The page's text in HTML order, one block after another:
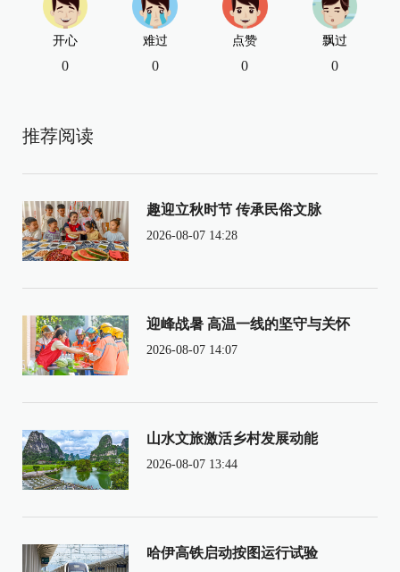
开心
0
难过
0
点赞
0
飘过
0
推荐阅读
趣迎立秋时节 传承民俗文脉
2026-08-07 14:28
迎峰战暑 高温一线的坚守与关怀
2026-08-07 14:07
山水文旅激活乡村发展动能
2026-08-07 13:44
哈伊高铁启动按图运行试验